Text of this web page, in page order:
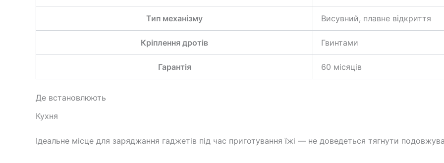
Тип механізму Висувний, плавне відкриття
Кріплення дротів Гвинтами
Гарантія 60 місяців
Де встановлюють
Кухня
Ідеальне місце для заряджання гаджетів під час приготування їжі — не доведеться тягнути